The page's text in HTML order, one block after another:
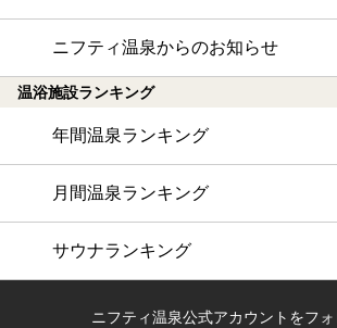
ニフティ温泉からのお知らせ
温浴施設ランキング
年間温泉ランキング
月間温泉ランキング
サウナランキング
ニフティ温泉公式アカウントをフ